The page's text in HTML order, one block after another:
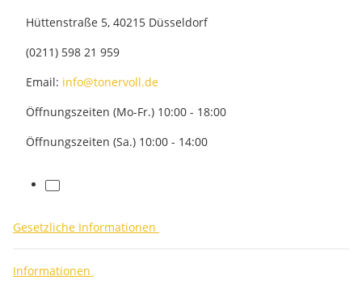
Hüttenstraße 5, 40215 Düsseldorf
(0211) 598 21 959
Email: info@tonervoll.de
Öffnungszeiten (Mo-Fr.) 10:00 - 18:00
Öffnungszeiten (Sa.) 10:00 - 14:00
facebook
Gesetzliche Informationen
Informationen